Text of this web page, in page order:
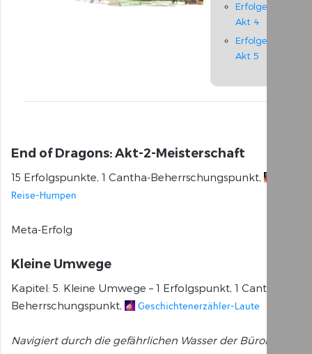
Erfolge –
Akt 4
Erfolge –
Akt 5
Übersicht
Wildnis
Drachen-
Arborstein
ÜbersichtÜbersicht
Das Meta-
Dunst vor:
Erfolge
End of Dragons: Akt-2-Meisterschaft
15 Erfolgspunkte, 1 Cantha-Beherrschungspunkt,
Reise-Humpen
Meta-Erfolg
Kleine Umwege
Kapitel: 5. Kleine Umwege – 1 Erfolgspunkt, 1 Cantha-
Beherrschungspunkt,
Geschichtenerzähler-Laute
Navigiert durch die gefährlichen Wasser der Bürokratie.